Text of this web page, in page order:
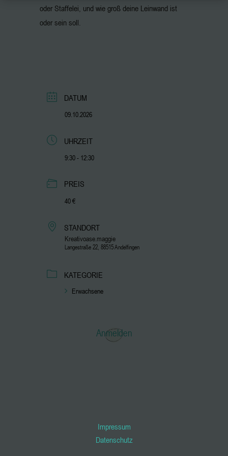
oder Staffelei, und wie groß deine Leinwand ist
oder sein soll.
DATUM
09.10.2026
UHRZEIT
9:30 - 12:30
PREIS
40 €
STANDORT
Kreativoase.maggie
Langestraße 22, 88515 Andelfingen
KATEGORIE
Erwachsene
Anmelden
Impressum
Datenschutz